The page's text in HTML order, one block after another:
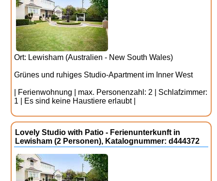
Ort: Lewisham (Australien - New South Wales)
Grünes und ruhiges Studio-Apartment im Inner West
| Ferienwohnung | max. Personenzahl: 2 | Schlafzimmer:
1 | Es sind keine Haustiere erlaubt |
Lovely Studio with Patio - Ferienunterkunft in
Lewisham (2 Personen), Katalognummer: d444372